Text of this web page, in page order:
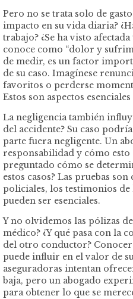
Pero no se trata solo de
impacto en su vida diaria?
trabajo? ¿Se ha visto
conoce como “dolor y
de medir, es un factor
de su caso. Imagínese
favoritos o perderse
Estos son aspectos
La negligencia también
del accidente? Su caso
parte fuera negligente. Un
responsabilidad y cómo esto
preguntado cómo se
estos casos? Las pruebas
policiales, los testimonios
pueden ser esenciales.
Y no olvidemos las pólizas
médico? ¿Y qué pasa con la
del otro conductor?
puede influir en el valor de su
aseguradoras intentan
baja, pero un abogado
para obtener lo que se